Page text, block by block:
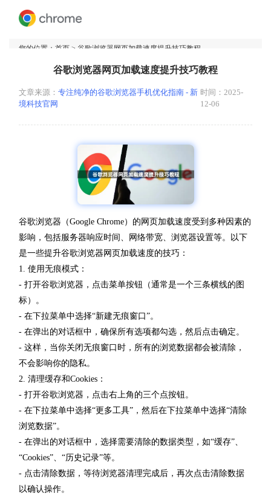
您的位置： 首页 > 谷歌浏览器网页加载速度提升技巧教程
谷歌浏览器网页加载速度提升技巧教程
文章来源： 专注纯净的谷歌浏览器手机优化指南 - 新
境科技官网
时间：2025-
12-06
谷歌浏览器（Google Chrome）的网页加载速度受到多种因素的
影响，包括服务器响应时间、网络带宽、浏览器设置等。以下
是一些提升谷歌浏览器网页加载速度的技巧：
1. 使用无痕模式：
- 打开谷歌浏览器，点击菜单按钮（通常是一个三条横线的图
标）。
- 在下拉菜单中选择“新建无痕窗口”。
- 在弹出的对话框中，确保所有选项都勾选，然后点击确定。
- 这样，当你关闭无痕窗口时，所有的浏览数据都会被清除，
不会影响你的隐私。
2. 清理缓存和Cookies：
- 打开谷歌浏览器，点击右上角的三个点按钮。
- 在下拉菜单中选择“更多工具”，然后在下拉菜单中选择“清除
浏览数据”。
- 在弹出的对话框中，选择需要清除的数据类型，如“缓存”、
“Cookies”、“历史记录”等。
- 点击清除数据，等待浏览器清理完成后，再次点击清除数据
以确认操作。